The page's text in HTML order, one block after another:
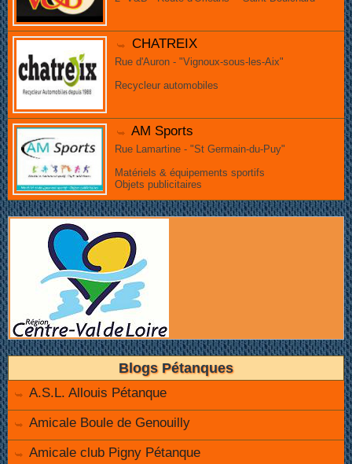
CHATREIX
Rue d'Auron - "Vignoux-sous-les-Aix"
Recycleur automobiles
AM Sports
Rue Lamartine - "St Germain-du-Puy"
Matériels & équipements sportifs
Objets publicitaires
Blogs Pétanques
A.S.L. Allouis Pétanque
Amicale Boule de Genouilly
Amicale club Pigny Pétanque